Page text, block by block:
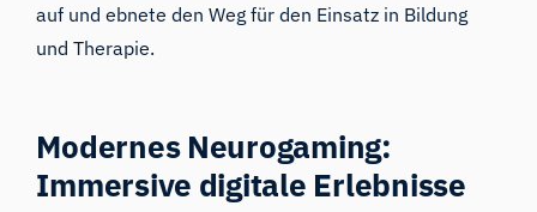
auf und ebnete den Weg für den Einsatz in Bildung
und Therapie.
Modernes Neurogaming:
Immersive digitale Erlebnisse